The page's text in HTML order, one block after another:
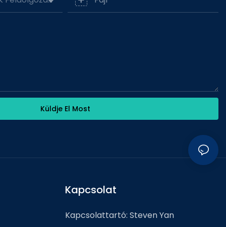
Küldje El Most
Kapcsolat
Kapcsolattartó: Steven Yan